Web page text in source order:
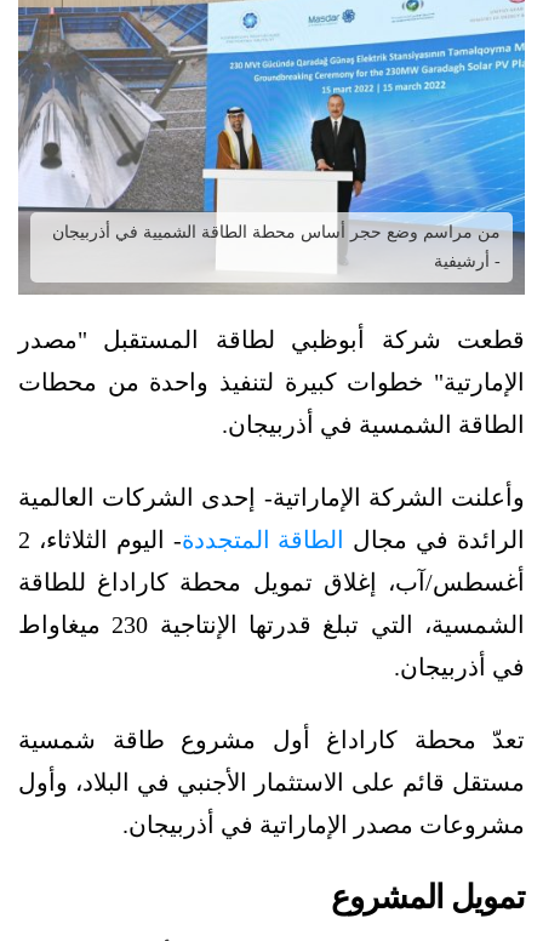
من مراسم وضع حجر أساس محطة الطاقة الشميية في أذربيجان
- أرشيفية
قطعت شركة أبوظبي لطاقة المستقبل "مصدر
الإمارتية" خطوات كبيرة لتنفيذ واحدة من محطات
الطاقة الشمسية في أذربيجان.
وأعلنت الشركة الإماراتية- إحدى الشركات العالمية
الرائدة في مجال الطاقة المتجددة
- اليوم الثلاثاء، 2
أغسطس/آب، إغلاق تمويل محطة كاراداغ للطاقة
الشمسية، التي تبلغ قدرتها الإنتاجية 230 ميغاواط
في أذربيجان.
تعدّ محطة كاراداغ أول مشروع طاقة شمسية
مستقل قائم على الاستثمار الأجنبي في البلاد، وأول
مشروعات مصدر الإماراتية في أذربيجان.
تمويل المشروع